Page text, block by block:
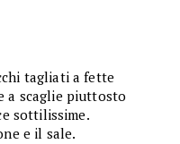
tagliati a fette
a scaglie piuttosto
sottilissime.
e il sale.